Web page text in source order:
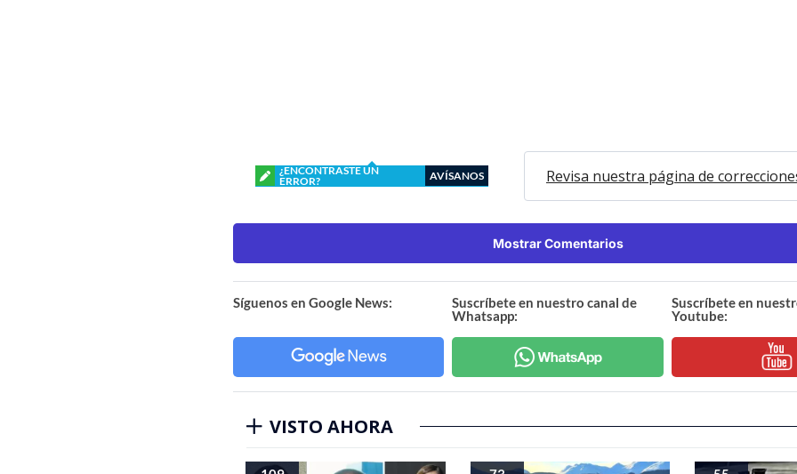
¿ENCONTRASTE UN
ERROR?
AVÍSANOS Revisa nuestra página de
Mostrar Comentarios
Síguenos en Google News:
Suscríbete en nuestro canal de
Whatsapp:
Suscríbete en
Youtube:
VISTO AHORA